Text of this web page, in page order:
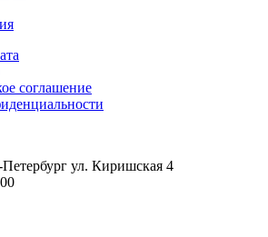
соглашение
195299 г.Санкт-Петербург ул. Киришская 4